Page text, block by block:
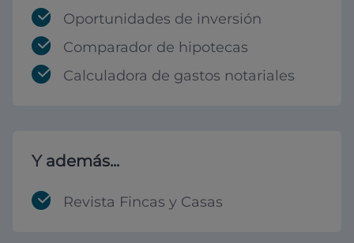
Oportunidades de inversión
Comparador de hipotecas
Calculadora de gastos notariales
Y además...
Revista Fincas y Casas